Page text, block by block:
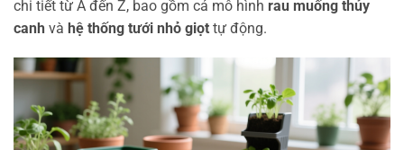
chi tiết từ A đến Z, bao gồm cả mô hình rau muống thủy
canh và hệ thống tưới nhỏ giọt tự động.